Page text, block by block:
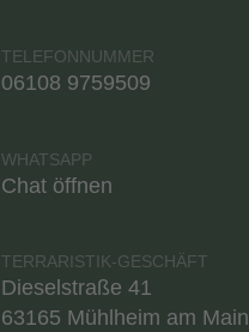
TELEFONNUMMER
06108 9759509
WHATSAPP
Chat öffnen
TERRARISTIK-GESCHÄFT
Dieselstraße 41
63165 Mühlheim am Main